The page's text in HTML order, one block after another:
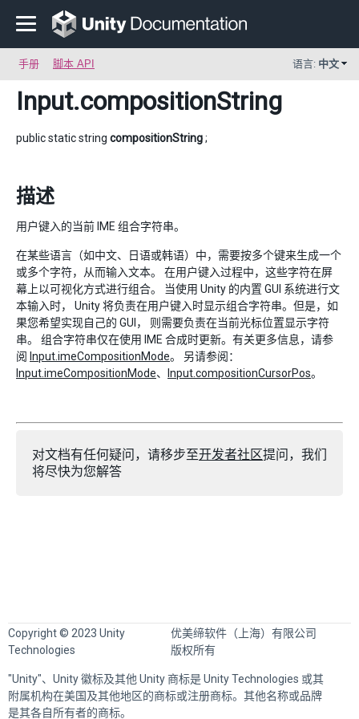
手册 脚本 API 语言: 中文
Input.compositionString
public static string compositionString;
描述
用户键入的当前 IME 组合字符串。
在某些语言（如中文、日语或韩语）中，需要按多个键来生成一个
或多个字符，从而输入文本。 在用户键入过程中，这些字符在屏
幕上以可视化方式进行组合。 当使用 Unity 的内置 GUI 系统进行文
本输入时， Unity 将负责在用户键入时显示组合字符串。但是，如
果您希望实现自己的 GUI， 则需要负责在当前光标位置显示字符
串。 组合字符串仅在使用 IME 合成时更新。有关更多信息，请参
阅 Input.imeCompositionMode。 另请参阅：
Input.imeCompositionMode、 Input.compositionCursorPos。
对文档有任何疑问，请移步至开发者社区提问，我们
将尽快为您解答
Copyright © 2023 Unity
Technologies
优美缔软件（上海）有限公司
版权所有
"Unity"、Unity 徽标及其他 Unity 商标是 Unity Technologies 或其
附属机构在美国及其他地区的商标或注册商标。其他名称或品牌
是其各自所有者的商标。